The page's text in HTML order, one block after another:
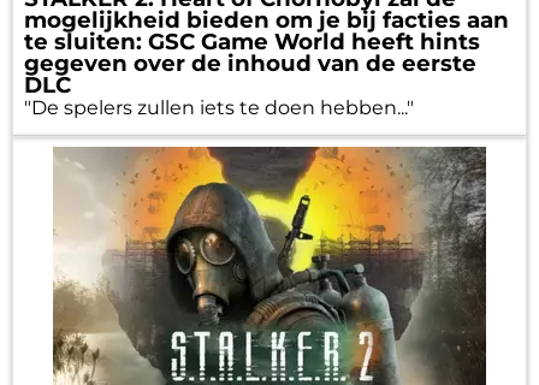
mogelijkheid bieden om je bij facties aan
te sluiten: GSC Game World heeft hints
gegeven over de inhoud van de eerste
DLC
"De spelers zullen iets te doen hebben..."